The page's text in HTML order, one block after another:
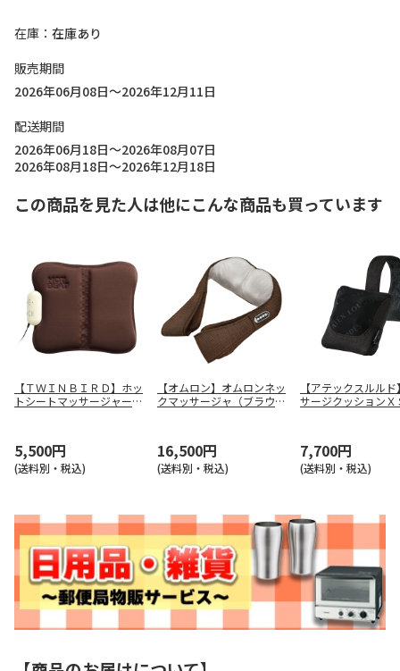
在庫
在庫あり
販売期間
2026年06月08日～2026年12月11日
配送期間
2026年06月18日～2026年08月07日
2026年08月18日～2026年12月18日
この商品を見た人は他にこんな商品も買っています
【ＴＷＩＮＢＩＲＤ】ホッ
トシートマッサージャー
5,500円
(送料別・税込)
【オムロン】オムロンネッ
クマッサージャ（ブラウ
16,500円
(送料別・税込)
【アテックスルル
サージクッション
7,700円
(送料別・税込)